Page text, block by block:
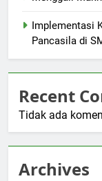
Implementasi
Pancasila di
Recent
Tidak ada
Archives